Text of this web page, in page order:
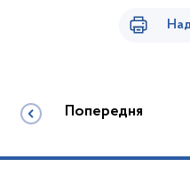
Попередня